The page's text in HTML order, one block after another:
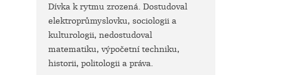
Dívka k rytmu zrozená. Dostudoval
elektroprůmyslovku, sociologii a
kulturologii, nedostudoval
matematiku, výpočetní techniku,
historii, politologii a práva.